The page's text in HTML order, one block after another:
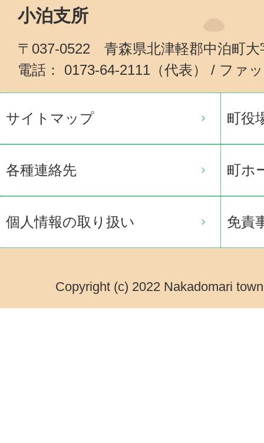
小泊支所
〒037-0522 青森県北津軽郡中泊町大
電話： 0173-64-2111（代表） / ファ
サイトマップ 町役
各種連絡先 町ホ
個人情報の取り扱い 免責
Copyright (c) 2022 Nakadomari